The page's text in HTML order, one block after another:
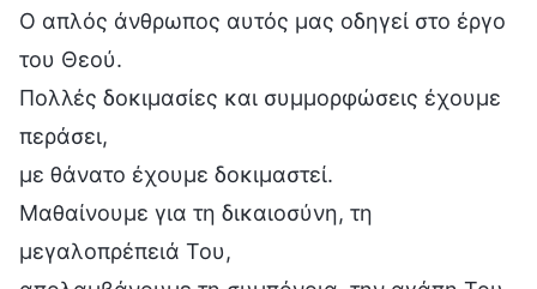
Ο απλός άνθρωπος αυτός μας οδηγεί στο έργο
του Θεού.
Πολλές δοκιμασίες και συμμορφώσεις έχουμε
περάσει,
με θάνατο έχουμε δοκιμαστεί.
Μαθαίνουμε για τη δικαιοσύνη, τη
μεγαλοπρέπειά Του,